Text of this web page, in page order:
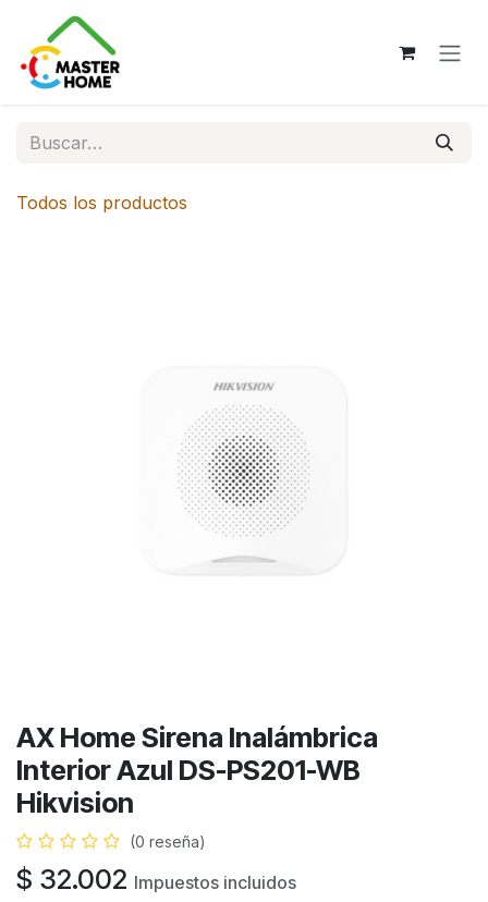
Ir al contenido
Todos los productos
AX Home Sirena Inalámbrica
Interior Azul DS-PS201-WB
Hikvision
(0 reseña)
$ 32.002 Impuestos incluidos